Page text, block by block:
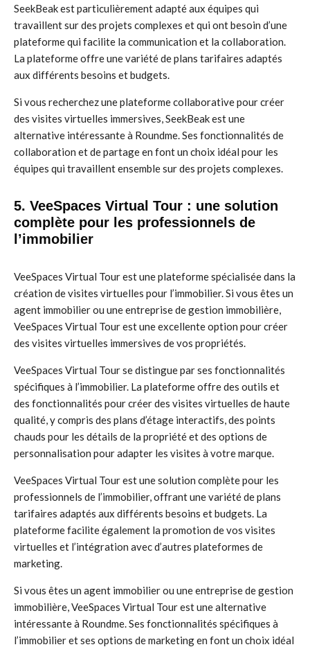
SeekBeak est particulièrement adapté aux équipes qui
travaillent sur des projets complexes et qui ont besoin d’une
plateforme qui facilite la communication et la collaboration.
La plateforme offre une variété de plans tarifaires adaptés
aux différents besoins et budgets.
Si vous recherchez une plateforme collaborative pour créer
des visites virtuelles immersives, SeekBeak est une
alternative intéressante à Roundme. Ses fonctionnalités de
collaboration et de partage en font un choix idéal pour les
équipes qui travaillent ensemble sur des projets complexes.
5. VeeSpaces Virtual Tour : une solution
complète pour les professionnels de
l’immobilier
VeeSpaces Virtual Tour est une plateforme spécialisée dans la
création de visites virtuelles pour l’immobilier. Si vous êtes un
agent immobilier ou une entreprise de gestion immobilière,
VeeSpaces Virtual Tour est une excellente option pour créer
des visites virtuelles immersives de vos propriétés.
VeeSpaces Virtual Tour se distingue par ses fonctionnalités
spécifiques à l’immobilier. La plateforme offre des outils et
des fonctionnalités pour créer des visites virtuelles de haute
qualité, y compris des plans d’étage interactifs, des points
chauds pour les détails de la propriété et des options de
personnalisation pour adapter les visites à votre marque.
VeeSpaces Virtual Tour est une solution complète pour les
professionnels de l’immobilier, offrant une variété de plans
tarifaires adaptés aux différents besoins et budgets. La
plateforme facilite également la promotion de vos visites
virtuelles et l’intégration avec d’autres plateformes de
marketing.
Si vous êtes un agent immobilier ou une entreprise de gestion
immobilière, VeeSpaces Virtual Tour est une alternative
intéressante à Roundme. Ses fonctionnalités spécifiques à
l’immobilier et ses options de marketing en font un choix idéal